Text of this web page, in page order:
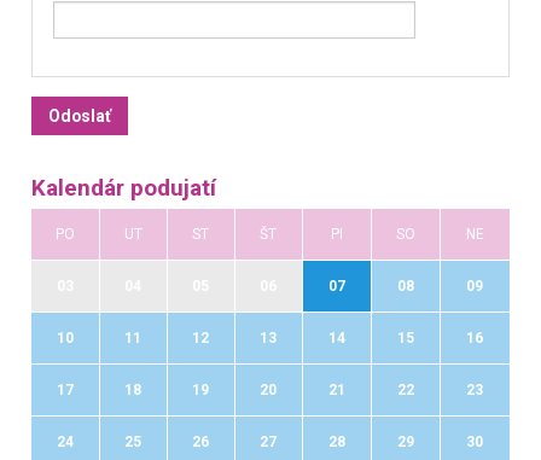
Kalendár podujatí
PO UT ST ŠT PI SO NE
07 08 09
10 11 12 13 14 15 16
17 18 19 20 21 22 23
24 25 26 27 28 29 30